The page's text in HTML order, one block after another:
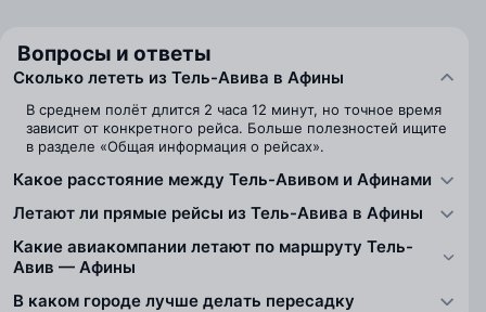
Вопросы и ответы
Сколько лететь из Тель-Авива в Афины
В среднем полёт длится 2 часа 12 минут, но точное время
зависит от конкретного рейса. Больше полезностей ищите
в разделе «Общая информация о рейсах».
Какое расстояние между Тель-Авивом и Афинами
Летают ли прямые рейсы из Тель-Авива в Афины
Какие авиакомпании летают по маршруту Тель-
Авив — Афины
В каком городе лучше делать пересадку